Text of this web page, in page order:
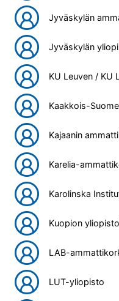
Jyväskylän
Jyväskylän
KU Leuven / KU
Kaakkois-
Kajaanin
Karelia-
Karolinska
Kuopion
LAB-
LUT-yliopisto